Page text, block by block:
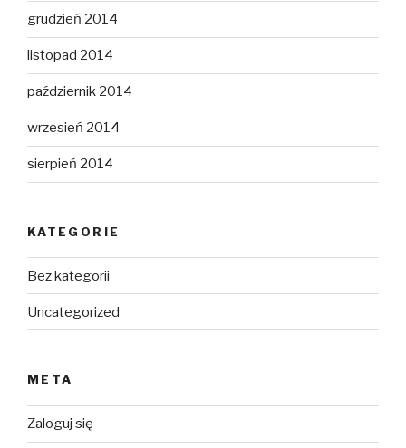
grudzień 2014
listopad 2014
październik 2014
wrzesień 2014
sierpień 2014
KATEGORIE
Bez kategorii
Uncategorized
META
Zaloguj się